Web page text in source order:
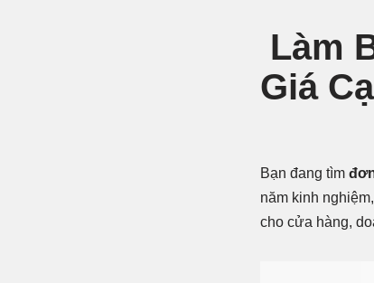
Làm
Giá
Bạn đang tìm
năm kinh nghiệm,
cho cửa hàng,